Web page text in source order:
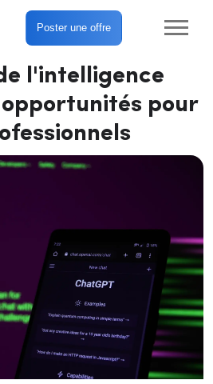
Poster une offre
l'intelligence
pour